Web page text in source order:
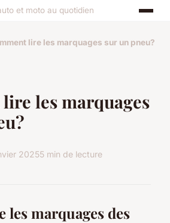
et moto au quotidien
lire les marquages sur un pneu?
les marquages
20255 min de lecture
les marquages des